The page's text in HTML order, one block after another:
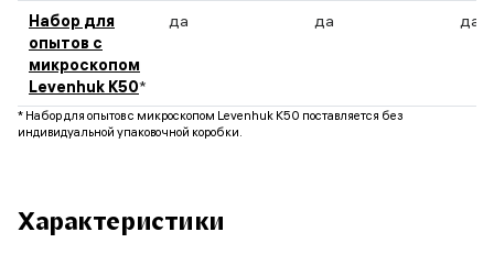
Набор для
опытов с
микроскопом
Levenhuk K50*
да да да
* Набор для опытов с микроскопом Levenhuk K50 поставляется без
индивидуальной упаковочной коробки.
Характеристики